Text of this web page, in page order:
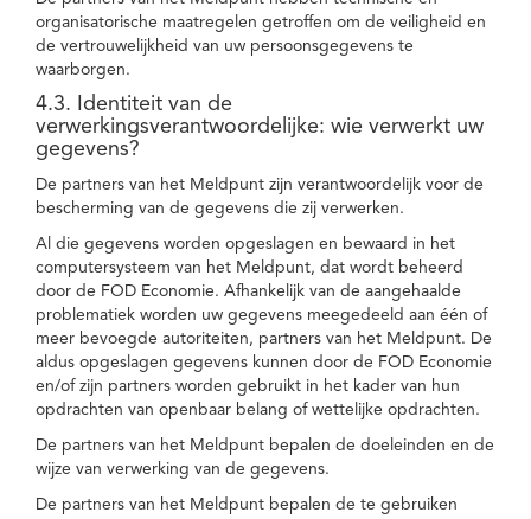
organisatorische maatregelen getroffen om de veiligheid en
de vertrouwelijkheid van uw persoonsgegevens te
waarborgen.
4.3. Identiteit van de
verwerkingsverantwoordelijke: wie verwerkt uw
gegevens?
De partners van het Meldpunt zijn verantwoordelijk voor de
bescherming van de gegevens die zij verwerken.
Al die gegevens worden opgeslagen en bewaard in het
computersysteem van het Meldpunt, dat wordt beheerd
door de FOD Economie. Afhankelijk van de aangehaalde
problematiek worden uw gegevens meegedeeld aan één of
meer bevoegde autoriteiten, partners van het Meldpunt. De
aldus opgeslagen gegevens kunnen door de FOD Economie
en/of zijn partners worden gebruikt in het kader van hun
opdrachten van openbaar belang of wettelijke opdrachten.
De partners van het Meldpunt bepalen de doeleinden en de
wijze van verwerking van de gegevens.
De partners van het Meldpunt bepalen de te gebruiken